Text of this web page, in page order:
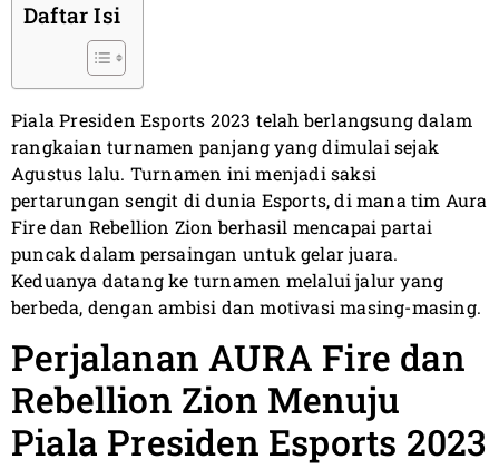
Daftar Isi
Piala Presiden Esports 2023 telah berlangsung dalam
rangkaian turnamen panjang yang dimulai sejak
Agustus lalu. Turnamen ini menjadi saksi
pertarungan sengit di dunia Esports, di mana tim Aura
Fire dan Rebellion Zion berhasil mencapai partai
puncak dalam persaingan untuk gelar juara.
Keduanya datang ke turnamen melalui jalur yang
berbeda, dengan ambisi dan motivasi masing-masing.
Perjalanan AURA Fire dan
Rebellion Zion Menuju
Piala Presiden Esports 2023